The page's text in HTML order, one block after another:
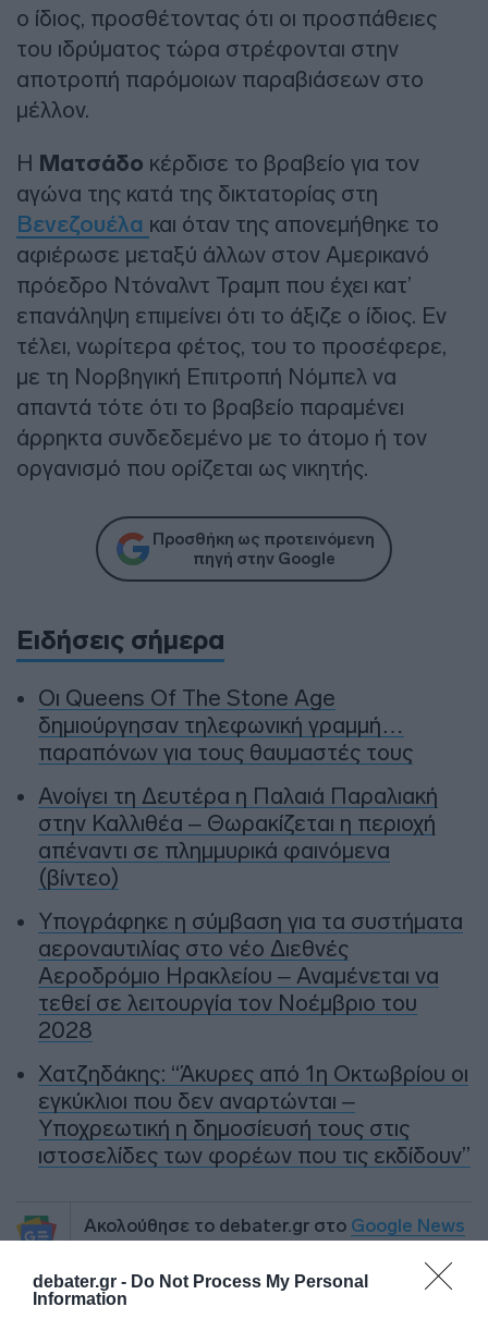
debater.gr - Do Not Process My Personal
Information
ο ίδιος, προσθέτοντας ότι οι προσπάθειες
του ιδρύματος τώρα στρέφονται στην
αποτροπή παρόμοιων παραβιάσεων στο
μέλλον.
Η Ματσάδο κέρδισε το βραβείο για τον
αγώνα της κατά της δικτατορίας στη
Βενεζουέλα και όταν της απονεμήθηκε το
αφιέρωσε μεταξύ άλλων στον Αμερικανό
πρόεδρο Ντόναλντ Τραμπ που έχει κατ’
επανάληψη επιμείνει ότι το άξιζε ο ίδιος. Εν
τέλει, νωρίτερα φέτος, του το προσέφερε,
με τη Νορβηγική Επιτροπή Νόμπελ να
απαντά τότε ότι το βραβείο παραμένει
άρρηκτα συνδεδεμένο με το άτομο ή τον
οργανισμό που ορίζεται ως νικητής.
Προσθήκη ως προτεινόμενη
πηγή στην Google
Ειδήσεις σήμερα
Οι Queens Of The Stone Age
δημιούργησαν τηλεφωνική γραμμή…
παραπόνων για τους θαυμαστές τους
Ανοίγει τη Δευτέρα η Παλαιά Παραλιακή
στην Καλλιθέα – Θωρακίζεται η περιοχή
απέναντι σε πλημμυρικά φαινόμενα
(βίντεο)
Υπογράφηκε η σύμβαση για τα συστήματα
αεροναυτιλίας στο νέο Διεθνές
Αεροδρόμιο Ηρακλείου – Αναμένεται να
τεθεί σε λειτουργία τον Νοέμβριο του
2028
Χατζηδάκης: “Άκυρες από 1η Οκτωβρίου οι
εγκύκλιοι που δεν αναρτώνται –
Υποχρεωτική η δημοσίευσή τους στις
ιστοσελίδες των φορέων που τις εκδίδουν”
Ακολούθησε το debater.gr στο Google News